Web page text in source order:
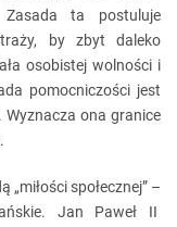
ta postuluje
by zbyt daleko
osobistej wolności i
pomocniczości jest
ona granice
społecznej” –
Jan Paweł II